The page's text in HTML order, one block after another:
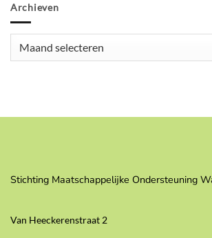
Archieven
Stichting Maatschappelijke Ondersteuning
Van Heeckerenstraat 2